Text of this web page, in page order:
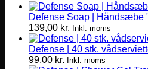
Defense Soap | Håndsæbe
139,00 kr. Inkl. moms
Defense | 40 stk.
99,00 kr. Inkl. moms